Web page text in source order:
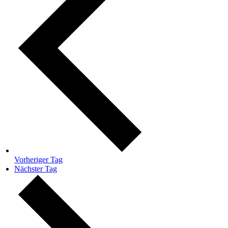
Vorheriger Tag
Nächster Tag